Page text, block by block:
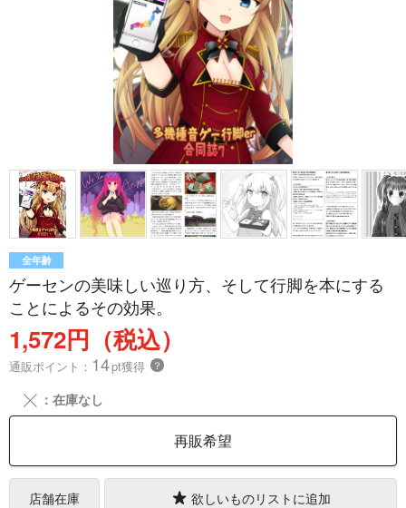
全年齢
ゲーセンの美味しい巡り方、そして行脚を本にする
ことによるその効果。
1,572円（税込）
通販ポイント： 14pt獲得 ？
╳ ：在庫なし
再販希望
店舗在庫 欲しいものリストに追加